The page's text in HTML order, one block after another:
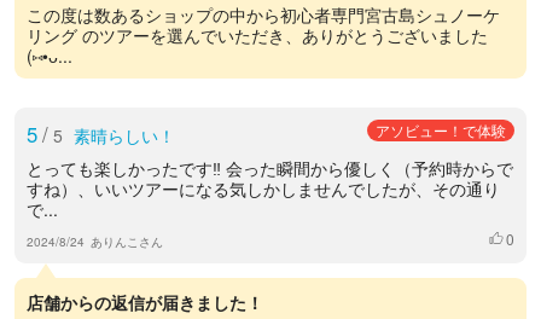
この度は数あるショップの中から初心者専門宮古島シュノーケ
リング のツアーを選んでいただき、ありがとうございました
(⑅•ᴗ...
5/ 5 素晴らしい！ アソビュー！で体験
とっても楽しかったです‼︎ 会った瞬間から優しく（予約時からで
すね）、いいツアーになる気しかしませんでしたが、その通り
で...
2024/8/24 ありんこさん いいね
0
店舗からの返信が届きました！